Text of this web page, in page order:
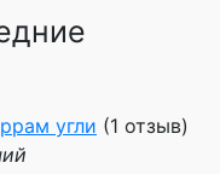
угли (1 отзыв)